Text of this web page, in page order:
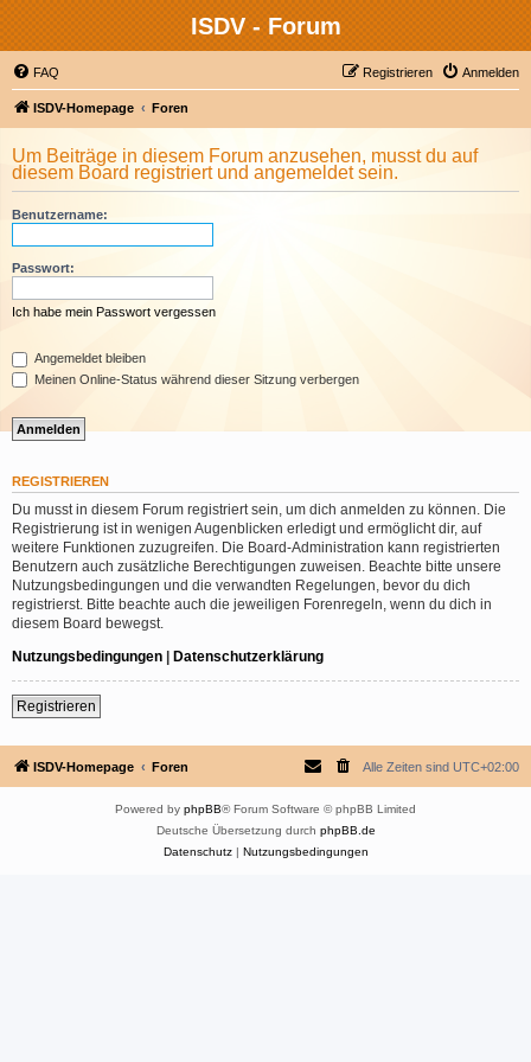
ISDV - Forum
FAQ Anmelden
Registrieren
ISDV-Homepage Foren
Um Beiträge in diesem Forum anzusehen, musst du auf
diesem Board registriert und angemeldet sein.
Benutzername:
Passwort:
Ich habe mein Passwort vergessen
Angemeldet bleiben
Meinen Online-Status während dieser Sitzung verbergen
REGISTRIEREN
Du musst in diesem Forum registriert sein, um dich anmelden zu können. Die
Registrierung ist in wenigen Augenblicken erledigt und ermöglicht dir, auf
weitere Funktionen zuzugreifen. Die Board-Administration kann registrierten
Benutzern auch zusätzliche Berechtigungen zuweisen. Beachte bitte unsere
Nutzungsbedingungen und die verwandten Regelungen, bevor du dich
registrierst. Bitte beachte auch die jeweiligen Forenregeln, wenn du dich in
diesem Board bewegst.
Nutzungsbedingungen | Datenschutzerklärung
Registrieren
ISDV-Homepage Foren Alle Zeiten sind UTC+02:00
Powered by phpBB® Forum Software © phpBB Limited
Deutsche Übersetzung durch phpBB.de
Datenschutz| Nutzungsbedingungen